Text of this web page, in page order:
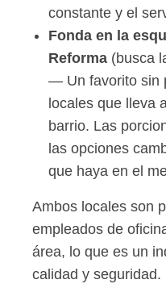
constante y el
Fonda en la
Reforma (busca
— Un favorito sin
locales que lleva
barrio. Las
las opciones
que haya en el
Ambos locales son
empleados de
área, lo que es un
calidad y